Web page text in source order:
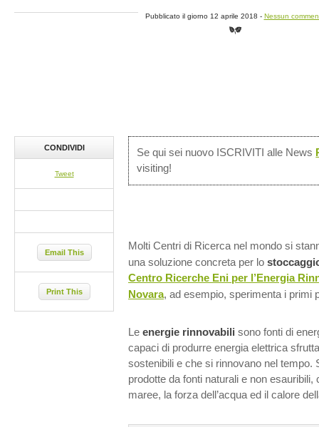
Pubblicato il giorno 12 aprile 2018 - Nessun
Se qui sei nuovo ISCRIVITI alle News
visiting!
Molti Centri di Ricerca nel mondo si
una soluzione concreta per lo
Centro Ricerche Eni per l’Energia
Novara, ad esempio, sperimenta i primi
Le energie rinnovabili sono fonti di
capaci di produrre energia elettrica
sostenibili e che si rinnovano nel tempo.
prodotte da fonti naturali e non esauribili,
maree, la forza dell’acqua ed il calore
CONDIVIDI
Tweet
Email This
Print This